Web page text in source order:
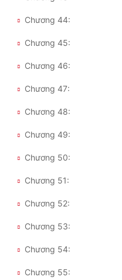
Chương 44:
Chương 45:
Chương 46:
Chương 47:
Chương 48:
Chương 49:
Chương 50:
Chương 51:
Chương 52:
Chương 53:
Chương 54:
Chương 55: